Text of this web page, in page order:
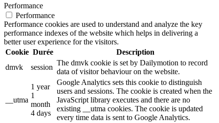
Performance
Performance
Performance cookies are used to understand and analyze the key
performance indexes of the website which helps in delivering a
better user experience for the visitors.
Cookie Durée
Description
dmvk
session
The dmvk cookie is set by Dailymotion to record
data of visitor behaviour on the website.
__utma
1 year
1
month
4 days
Google Analytics sets this cookie to distinguish
users and sessions. The cookie is created when the
JavaScript library executes and there are no
existing __utma cookies. The cookie is updated
every time data is sent to Google Analytics.